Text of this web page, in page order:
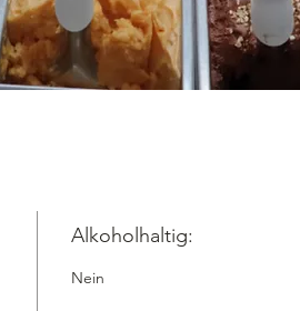
Alkoholhaltig:
Nein